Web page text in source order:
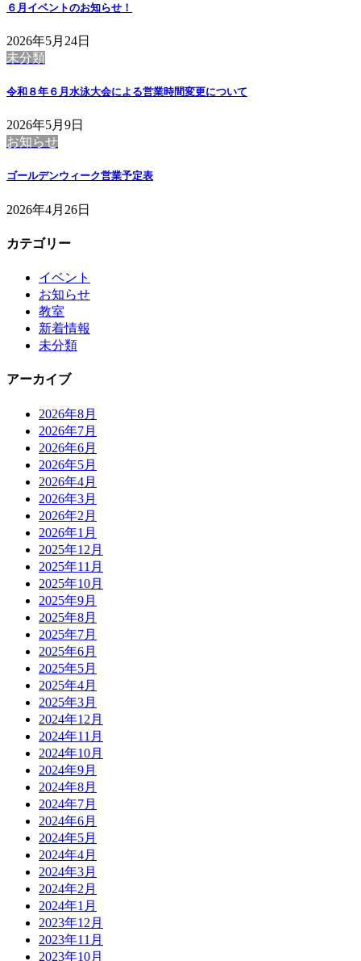
６月イベントのお知らせ！
2026年5月24日
未分類
令和８年６月水泳大会による営業時間変更について
2026年5月9日
お知らせ
ゴールデンウィーク営業予定表
2026年4月26日
カテゴリー
イベント
お知らせ
教室
新着情報
未分類
アーカイブ
2026年8月
2026年7月
2026年6月
2026年5月
2026年4月
2026年3月
2026年2月
2026年1月
2025年12月
2025年11月
2025年10月
2025年9月
2025年8月
2025年7月
2025年6月
2025年5月
2025年4月
2025年3月
2024年12月
2024年11月
2024年10月
2024年9月
2024年8月
2024年7月
2024年6月
2024年5月
2024年4月
2024年3月
2024年2月
2024年1月
2023年12月
2023年11月
2023年10月